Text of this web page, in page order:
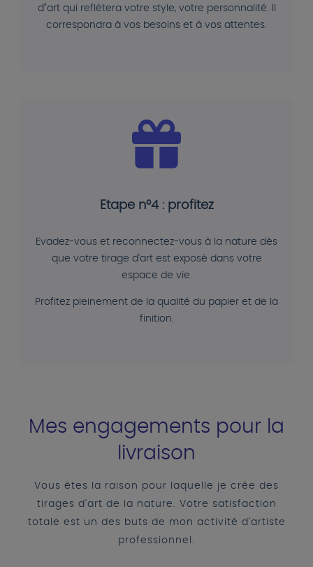
d"art qui reflétera votre style, votre personnalité. Il
correspondra à vos besoins et à vos attentes.
Etape n°4 : profitez
Evadez-vous et reconnectez-vous à la nature dès
que votre tirage d'art est exposé dans votre
espace de vie.
Profitez pleinement de la qualité du papier et de la
finition.
Mes engagements pour la
livraison
Vous êtes la raison pour laquelle je crée des
tirages d'art de la nature. Votre satisfaction
totale est un des buts de mon activité d'artiste
professionnel.